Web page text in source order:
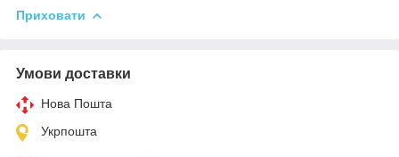
Приховати
Умови доставки
Нова Пошта
Укрпошта